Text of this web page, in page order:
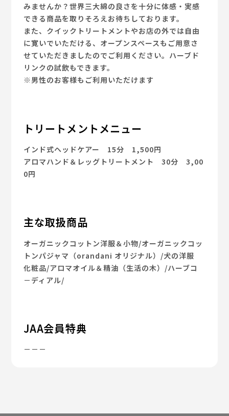
みませんか？世界三大綿の良さを十分に体感・実感
できる商品を取りそろえお待ちしております。
また、クイックトリートメントやお店の外では自由
に寛いでいただける、オープンスペースもご用意さ
せていただきましたのでご利用ください。ハーブド
リンクの試飲もできます。
※男性のお客様もご利用いただけます
トリートメントメニュー
インド式ヘッドケアー 15分 1,500円
アロマハンド＆レッグトリートメント 30分 3,00
0円
主な取扱商品
オーガニックコットン洋服＆小物/オーガニックコッ
トンパジャマ（orandani オリジナル）/犬の洋服
化粧品/アロマオイル＆精油（生活の木）/ハーブコ
－ディアル/
JAA会員特典
－－－